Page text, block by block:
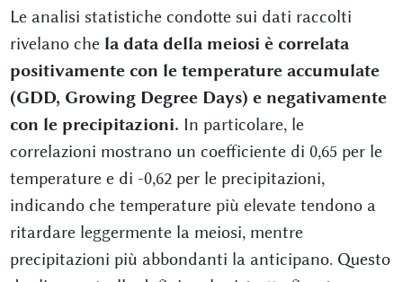
Le analisi statistiche condotte sui dati raccolti
rivelano che la data della meiosi è correlata
positivamente con le temperature accumulate
(GDD, Growing Degree Days) e negativamente
con le precipitazioni. In particolare, le
correlazioni mostrano un coefficiente di 0,65 per le
temperature e di -0,62 per le precipitazioni,
indicando che temperature più elevate tendono a
ritardare leggermente la meiosi, mentre
precipitazioni più abbondanti la anticipano. Questo